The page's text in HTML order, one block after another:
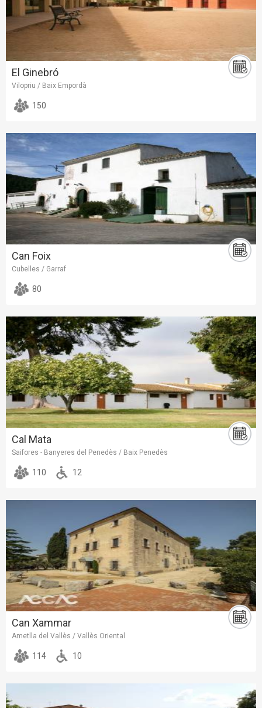
El Ginebró
Vilopriu / Baix Empordà
150
Can Foix
Cubelles / Garraf
80
Cal Mata
Saifores - Banyeres del Penedès / Baix Penedès
110 12
Can Xammar
Ametlla del Vallès / Vallès Oriental
114 10